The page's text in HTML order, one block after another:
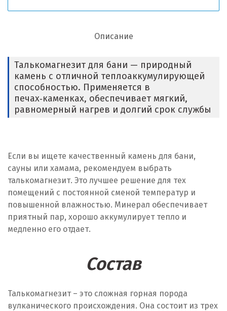
Описание
Талькомагнезит для бани — природный
камень с отличной теплоаккумулирующей
способностью. Применяется в
печах‑каменках, обеспечивает мягкий,
равномерный нагрев и долгий срок службы
Если вы ищете качественный камень для бани,
сауны или хамама, рекомендуем выбрать
талькомагнезит. Это лучшее решение для тех
помещений с постоянной сменой температур и
повышенной влажностью. Минерал обеспечивает
приятный пар, хорошо аккумулирует тепло и
медленно его отдает.
Состав
Талькомагнезит – это сложная горная порода
вулканического происхождения. Она состоит из трех